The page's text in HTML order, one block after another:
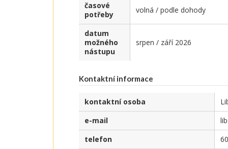
časové
potřeby
volná / podle dohody
datum
možného
nástupu
srpen / září 2026
Kontaktní informace
kontaktní osoba
e-mail
telefon